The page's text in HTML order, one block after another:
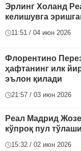
Эрлинг Холанд
келишувга
11:51 / 04 июн 2026
Флорентино
ҳафтанинг илк
эълон қилади
21:57 / 03 июн 2026
Реал Мадрид
кўпроқ пул
15:32 / 02 июн 2026